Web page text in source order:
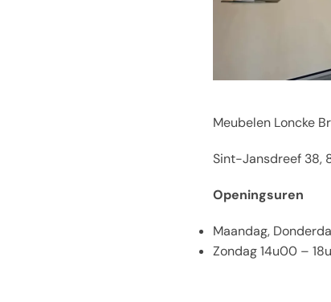
Meubelen Loncke
Sint-Jansdreef 38,
Openingsuren
Maandag,
Zondag 14u00 –